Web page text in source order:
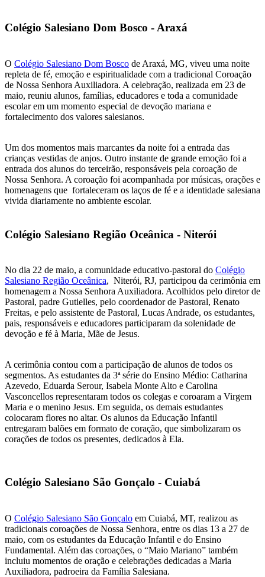
Colégio Salesiano Dom Bosco - Araxá
O Colégio Salesiano Dom Bosco de Araxá, MG, viveu uma noite
repleta de fé, emoção e espiritualidade com a tradicional Coroação
de Nossa Senhora Auxiliadora. A celebração, realizada em 23 de
maio, reuniu alunos, famílias, educadores e toda a comunidade
escolar em um momento especial de devoção mariana e
fortalecimento dos valores salesianos.
Um dos momentos mais marcantes da noite foi a entrada das
crianças vestidas de anjos. Outro instante de grande emoção foi a
entrada dos alunos do terceirão, responsáveis pela coroação de
Nossa Senhora. A coroação foi acompanhada por músicas, orações e
homenagens que fortaleceram os laços de fé e a identidade salesiana
vivida diariamente no ambiente escolar.
Colégio Salesiano Região Oceânica - Niterói
‍No dia 22 de maio, a comunidade educativo-pastoral do Colégio
Salesiano Região Oceânica, Niterói, RJ, participou da cerimônia em
homenagem a Nossa Senhora Auxiliadora. Acolhidos pelo diretor de
Pastoral, padre Gutielles, pelo coordenador de Pastoral, Renato
Freitas, e pelo assistente de Pastoral, Lucas Andrade, os estudantes,
pais, responsáveis e educadores participaram da solenidade de
devoção e fé à Maria, Mãe de Jesus.
A cerimônia contou com a participação de alunos de todos os
segmentos. As estudantes da 3ª série do Ensino Médio: Catharina
Azevedo, Eduarda Serour, Isabela Monte Alto e Carolina
Vasconcellos representaram todos os colegas e coroaram a Virgem
Maria e o menino Jesus. Em seguida, os demais estudantes
colocaram flores no altar. Os alunos da Educação Infantil
entregaram balões em formato de coração, que simbolizaram os
corações de todos os presentes, dedicados à Ela.
Colégio Salesiano São Gonçalo - Cuiabá
O Colégio Salesiano São Gonçalo em Cuiabá, MT, realizou as
tradicionais coroações de Nossa Senhora, entre os dias 13 a 27 de
maio, com os estudantes da Educação Infantil e do Ensino
Fundamental. Além das coroações, o “Maio Mariano” também
incluiu momentos de oração e celebrações dedicadas a Maria
Auxiliadora, padroeira da Família Salesiana.